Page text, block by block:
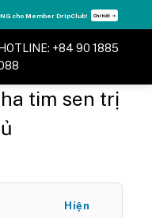
cho Member DripClub! Chi tiết ➝
HOTLINE: +84 90 1885
tim sen trị
Hiện